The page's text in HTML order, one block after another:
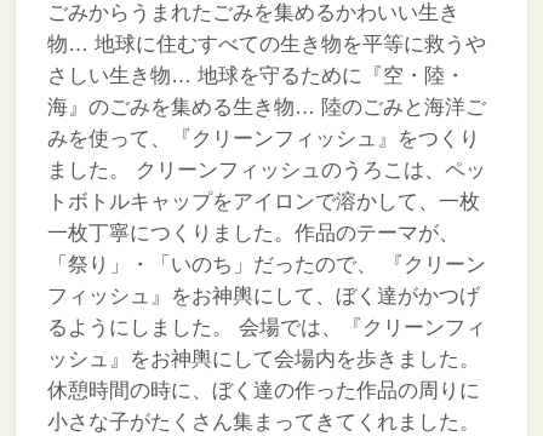
ごみからうまれたごみを集めるかわいい生き
物… 地球に住むすべての生き物を平等に救うや
さしい生き物… 地球を守るために『空・陸・
海』のごみを集める生き物… 陸のごみと海洋ご
みを使って、『クリーンフィッシュ』をつくり
ました。
クリーンフィッシュのうろこは、ペッ
トボトルキャップをアイロンで溶かして、一枚
一枚丁寧につくりました。作品のテーマが、
「祭り」・「いのち」だったので、
『クリーン
フィッシュ』をお神輿にして、ぼく達がかつげ
るようにしました。
会場では、『クリーンフィ
ッシュ』をお神輿にして会場内を歩きました。
休憩時間の時に、ぼく達の作った作品の周りに
小さな子がたくさん集まってきてくれました。